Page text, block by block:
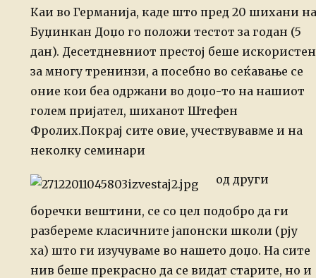
Каи во Германија, каде што пред 20 шихани на
Буџинкан Доџо го положи тестот за годан (5
дан). Десетдневниот престој беше искористен
за многу тренинзи, а посебно во сеќавање се
оние кои беа одржани во доџо-то на нашиот
голем пријател, шиханот Штефен
Фролих.Покрај сите овие, учествувавме и на
неколку семинари
од други
боречки вештини, се со цел подобро да ги
разбереме класичните јапонски школи (рју
ха) што ги изучуваме во нашето доџо. На сите
нив беше прекрасно да се видат старите, но и